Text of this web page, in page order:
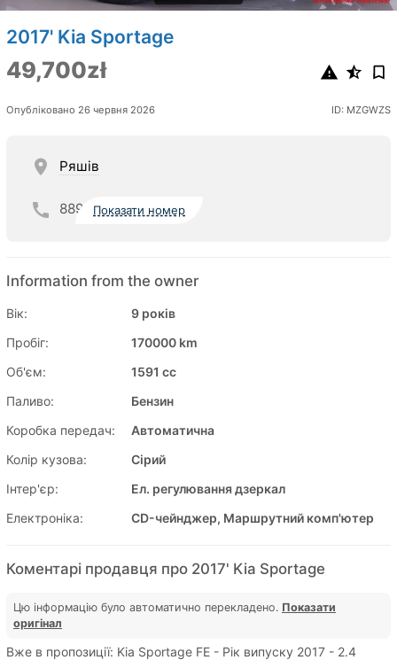
2017' Kia Sportage
49,700zł
Опубліковано 26 червня 2026 ID: MZGWZS
Ряшів
889 Показати номер
Information from the owner
Вік:
9 років
Пробіг:
170000 km
Об'єм:
1591 cc
Паливо:
Бензин
Коробка передач:
Автоматична
Колір кузова:
Сірий
Інтер'єр:
Ел. регулювання дзеркал
Електроніка:
CD-чейнджер, Маршрутний комп'ютер
Коментарі продавця про 2017' Kia Sportage
Цю інформацію було автоматично перекладено. Показати
оригінал
Вже в пропозиції: Kia Sportage FE - Рік випуску 2017 - 2.4